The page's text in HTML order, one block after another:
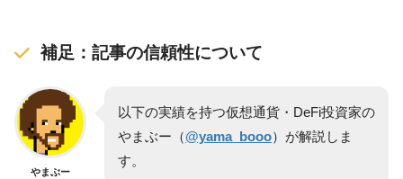
補足：記事の信頼性について
やまぶー
以下の実績を持つ仮想通貨・DeFi投資家の
やまぶー（@yama_booo）が解説しま
す。